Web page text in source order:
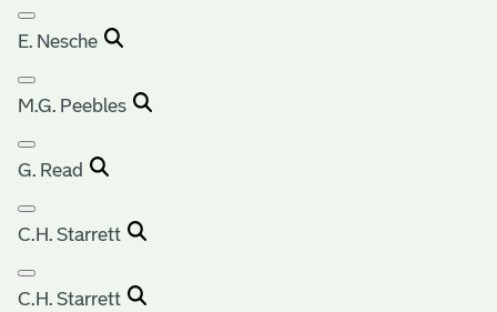
E. Nesche
M.G. Peebles
G. Read
C.H. Starrett
C.H. Starrett